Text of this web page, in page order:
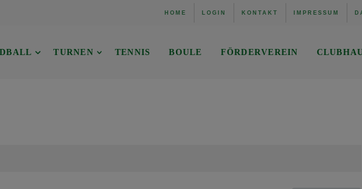
HOME LOGIN KONTAKT IMPRESSUM
TURNEN TENNIS BOULE FÖRDERVEREIN